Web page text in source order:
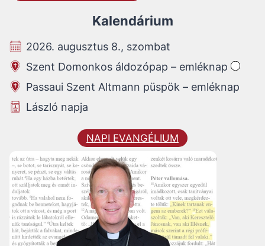
Kalendárium
2026. augusztus 8., szombat
Szent Domonkos áldozópap – emléknap
Passaui Szent Altmann püspök – emléknap
László napja
NAPI EVANGÉLIUM